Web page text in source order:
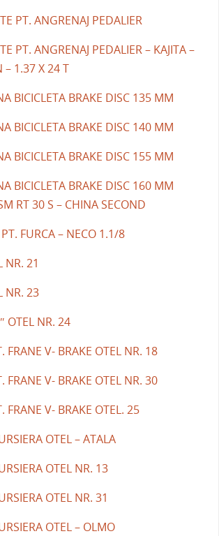
PT. ANGRENAJ PEDALIER
PT. ANGRENAJ PEDALIER – KAJITA –
– 1.37 X 24 T
BICICLETA BRAKE DISC 135 MM
BICICLETA BRAKE DISC 140 MM
BICICLETA BRAKE DISC 155 MM
BICICLETA BRAKE DISC 160 MM
RT 30 S – CHINA SECOND
FURCA – NECO 1.1/8
NR. 21
NR. 23
OTEL NR. 24
FRANE V- BRAKE OTEL NR. 18
FRANE V- BRAKE OTEL NR. 30
FRANE V- BRAKE OTEL. 25
OTEL – ATALA
OTEL NR. 13
OTEL NR. 31
OTEL – OLMO